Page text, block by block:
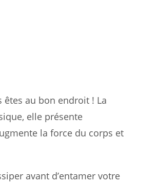
êtes au bon endroit ! La
elle présente
la force du corps et
avant d’entamer votre